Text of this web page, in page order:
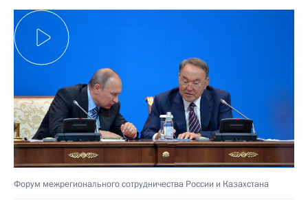
Форум межрегионального сотрудничества России и Казахстана